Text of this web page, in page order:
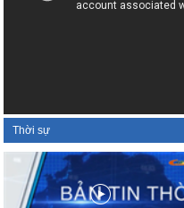
Thời sự